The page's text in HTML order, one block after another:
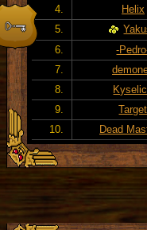
4.
Helix
5.
6.
-
7.
8.
9.
Target
10.
Dead